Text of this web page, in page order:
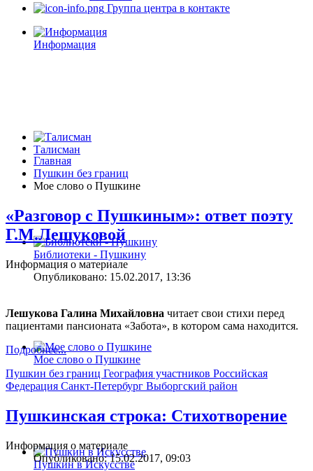
Группа центра в контакте
Информация
Талисман
Библиотеки - Пушкину
Мое слово о Пушкине
Пушкин в Искусстве
Главная
Пушкин без границ
Мое слово о Пушкине
«Разговор с Пушкиным»: ответ поэту
Г.М.Лешуковой
Информация о материале
Опубликовано: 15.02.2017, 13:36
Лешукова Галина Михайловна читает свои стихи перед
пациентами пансионата «Забота», в котором сама находится.
Подробнее...
Пушкин без границ География участников Российская
Федерация Санкт-Петербург Выборгский район
Пушкинская строка: Стихотворение
Информация о материале
Опубликовано: 15.02.2017, 09:03